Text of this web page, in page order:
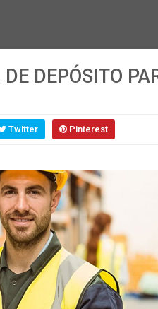
DEPÓSITO
Twitter Pinterest